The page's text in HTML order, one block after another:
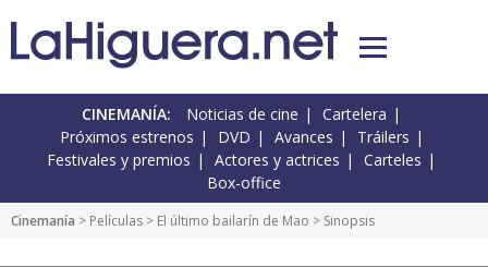
CINEMANÍA: Noticias de cine
Cartelera
Próximos estrenos
DVD Avances
Tráilers
Festivales y premios
Actores y actrices
Carteles
Box-office
Cinemanía > Películas > El último bailarín de Mao > Sinopsis